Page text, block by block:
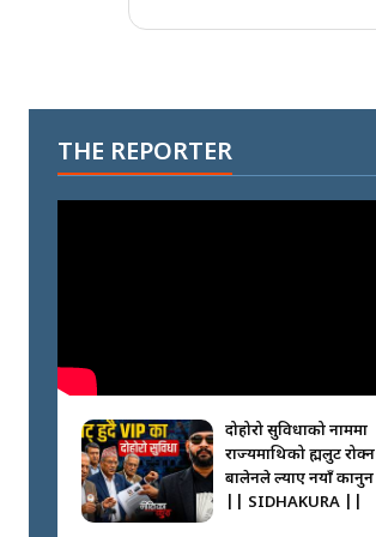
THE REPORTER
दोहोरो सुविधाको नाममा
राज्यमाथिको ब्रह्मलुट रोक्न
बालेनले ल्याए नयाँ कानुन
|| SIDHAKURA ||